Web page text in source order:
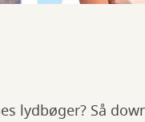
lydbøger? Så